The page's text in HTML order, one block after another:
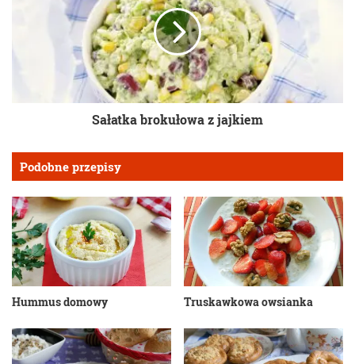
Sałatka brokułowa z jajkiem
Podobne przepisy
Hummus domowy Truskawkowa owsianka